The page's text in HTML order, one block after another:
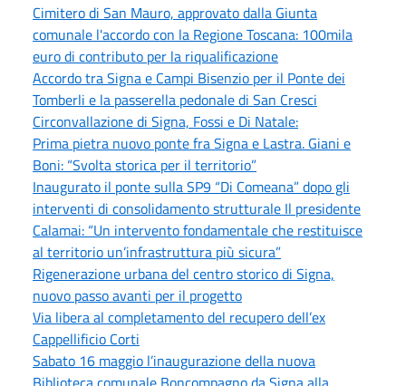
Cimitero di San Mauro, approvato dalla Giunta
comunale l'accordo con la Regione Toscana: 100mila
euro di contributo per la riqualificazione
Accordo tra Signa e Campi Bisenzio per il Ponte dei
Tomberli e la passerella pedonale di San Cresci
Circonvallazione di Signa, Fossi e Di Natale:
Prima pietra nuovo ponte fra Signa e Lastra. Giani e
Boni: “Svolta storica per il territorio”
Inaugurato il ponte sulla SP9 “Di Comeana” dopo gli
interventi di consolidamento strutturale Il presidente
Calamai: “Un intervento fondamentale che restituisce
al territorio un’infrastruttura più sicura”
Rigenerazione urbana del centro storico di Signa,
nuovo passo avanti per il progetto
Via libera al completamento del recupero dell’ex
Cappellificio Corti
Sabato 16 maggio l’inaugurazione della nuova